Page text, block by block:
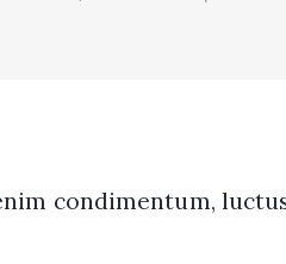
condimentum,